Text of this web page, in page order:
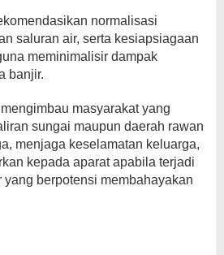
normalisasi
saluran air, serta kesiapsiagaan
meminimalisir dampak
banjir.
masyarakat yang
sungai maupun daerah rawan
menjaga keselamatan keluarga,
kepada aparat apabila terjadi
berpotensi membahayakan